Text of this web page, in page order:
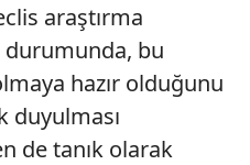
araştırma
bu
hazır olduğunu
duyulması
de tanık olarak